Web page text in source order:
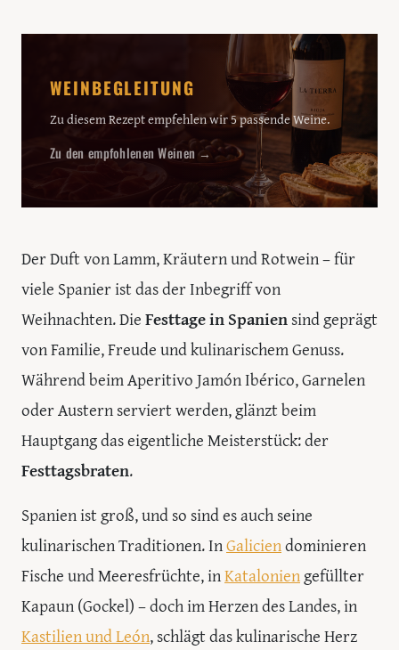
WEINBEGLEITUNG
Zu diesem Rezept empfehlen wir 5 passende Weine.
Zu den empfohlenen Weinen →
Der Duft von Lamm, Kräutern und Rotwein – für
viele Spanier ist das der Inbegriff von
Weihnachten. DieFesttage in Spaniensind geprägt
von Familie, Freude und kulinarischem Genuss.
Während beim Aperitivo Jamón Ibérico, Garnelen
oder Austern serviert werden, glänzt beim
Hauptgang das eigentliche Meisterstück: der
Festtagsbraten.
Spanien ist groß, und so sind es auch seine
kulinarischen Traditionen. InGaliciendominieren
Fische und Meeresfrüchte, inKataloniengefüllter
Kapaun (Gockel) – doch im Herzen des Landes, in
Kastilien und León, schlägt das kulinarische Herz